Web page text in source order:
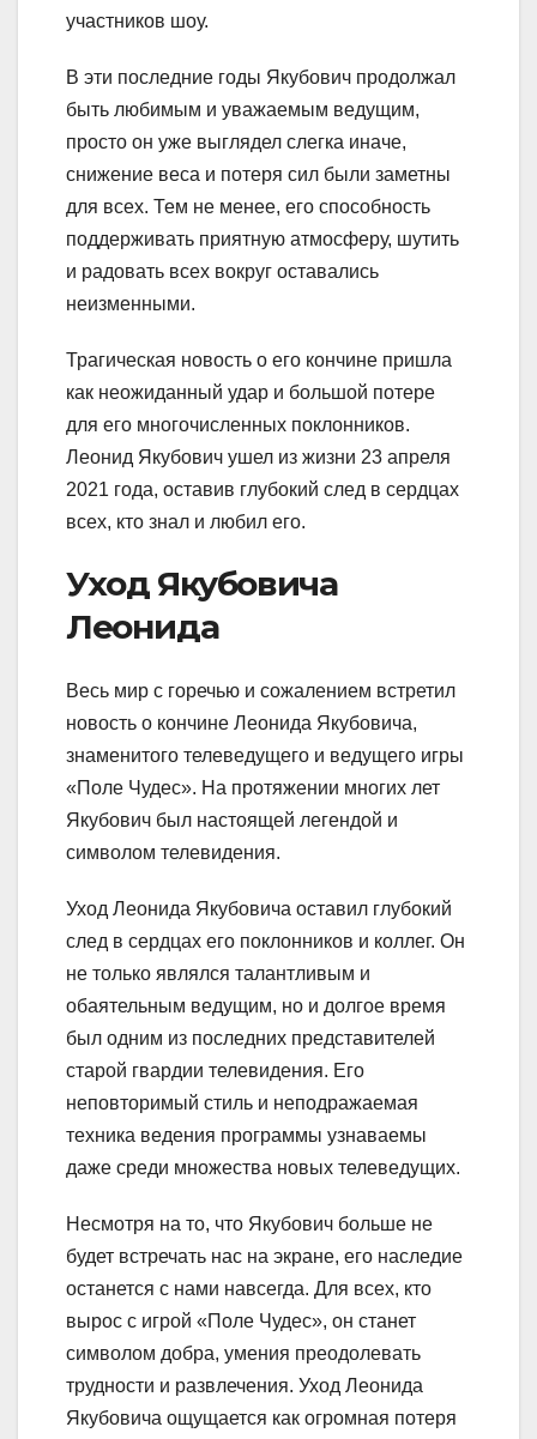
участников шоу.
В эти последние годы Якубович продолжал
быть любимым и уважаемым ведущим,
просто он уже выглядел слегка иначе,
снижение веса и потеря сил были заметны
для всех. Тем не менее, его способность
поддерживать приятную атмосферу, шутить
и радовать всех вокруг оставались
неизменными.
Трагическая новость о его кончине пришла
как неожиданный удар и большой потере
для его многочисленных поклонников.
Леонид Якубович ушел из жизни 23 апреля
2021 года, оставив глубокий след в сердцах
всех, кто знал и любил его.
Уход Якубовича
Леонида
Весь мир с горечью и сожалением встретил
новость о кончине Леонида Якубовича,
знаменитого телеведущего и ведущего игры
«Поле Чудес». На протяжении многих лет
Якубович был настоящей легендой и
символом телевидения.
Уход Леонида Якубовича оставил глубокий
след в сердцах его поклонников и коллег. Он
не только являлся талантливым и
обаятельным ведущим, но и долгое время
был одним из последних представителей
старой гвардии телевидения. Его
неповторимый стиль и неподражаемая
техника ведения программы узнаваемы
даже среди множества новых телеведущих.
Несмотря на то, что Якубович больше не
будет встречать нас на экране, его наследие
останется с нами навсегда. Для всех, кто
вырос с игрой «Поле Чудес», он станет
символом добра, умения преодолевать
трудности и развлечения. Уход Леонида
Якубовича ощущается как огромная потеря